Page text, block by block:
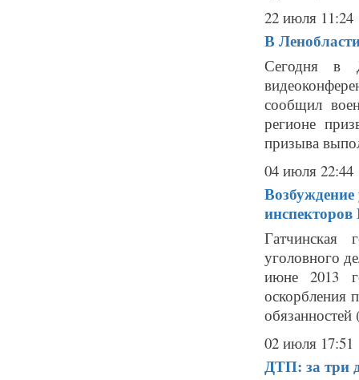
22 июля 11:24
В
Сегодня в
сообщил
регионе
призыва
04 июля 22:44
Гатчинская
уголовного
июне 2013
оскорбления
02 июля 17:51
ДТП: за три